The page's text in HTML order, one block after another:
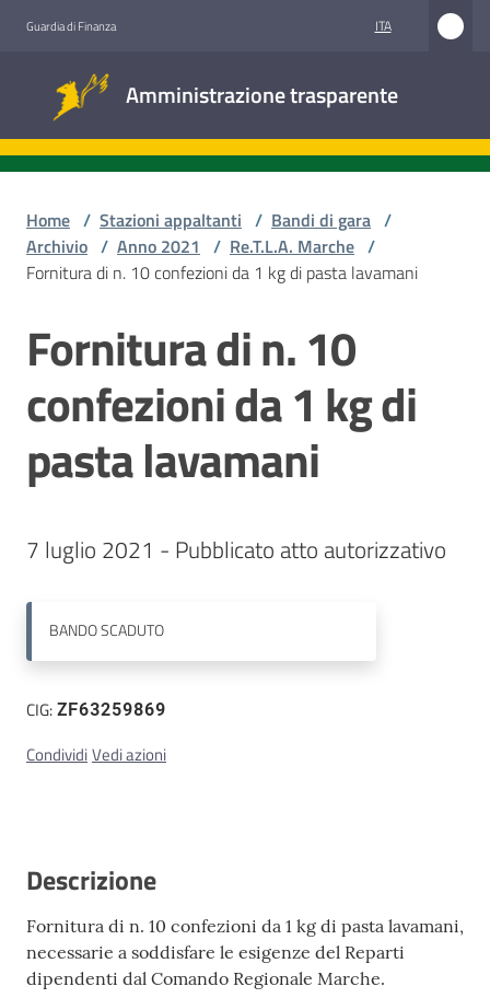
Guardia di Finanza ITA
Amministrazione trasparente
trasparente
Stazioni
appaltanti
Contatti
Home / Stazioni appaltanti / Bandi di gara /
Archivio / Anno 2021 / Re.T.L.A. Marche /
Fornitura di n. 10 confezioni da 1 kg di pasta lavamani
Salta al contenuto
Fornitura di n. 10
confezioni da 1 kg di
pasta lavamani
BANDOSCADUTO
CIG:ZF63259869
CondividiVedi azioni
Descrizione
Fornitura di n. 10 confezioni da 1 kg di pasta lavamani,
necessarie a soddisfare le esigenze del Reparti
dipendenti dal Comando Regionale Marche.